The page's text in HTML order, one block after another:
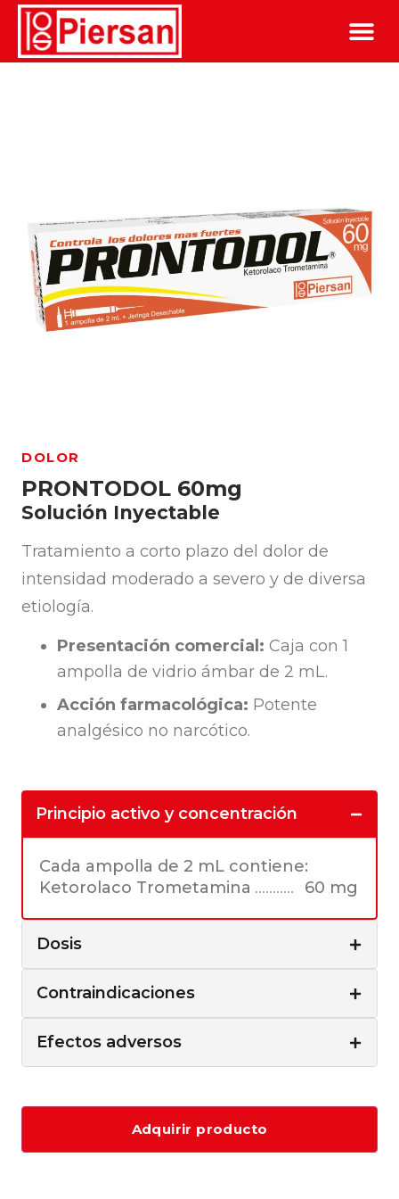
DOLOR
PRONTODOL 60mg
Solución Inyectable
Tratamiento a corto plazo del dolor de
intensidad moderado a severo y de diversa
etiología.
Presentación comercial: Caja con 1
ampolla de vidrio ámbar de 2 mL.
Acción farmacológica: Potente
analgésico no narcótico.
Principio activo y concentración
Cada ampolla de 2 mL contiene:
Ketorolaco Trometamina
60 mg
Dosis
Contraindicaciones
Efectos adversos
Adquirir producto